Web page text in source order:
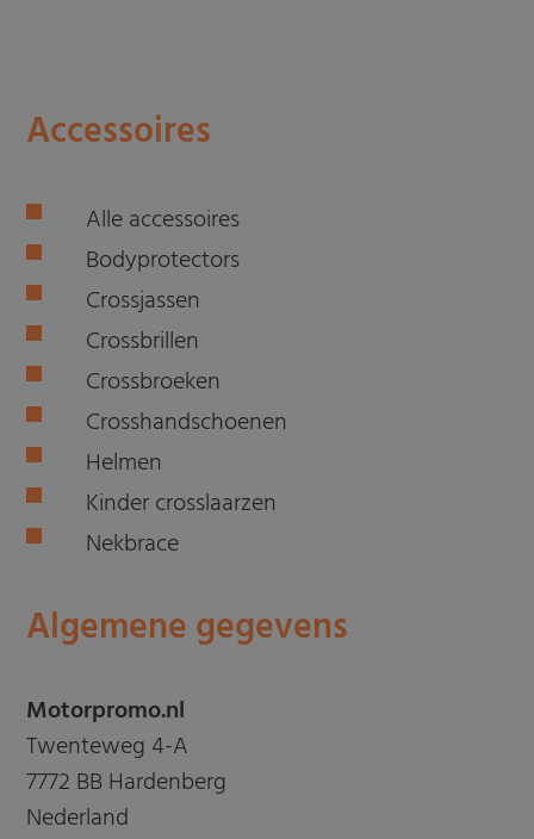
Accessoires
Alle accessoires
Bodyprotectors
Crossjassen
Crossbrillen
Crossbroeken
Crosshandschoenen
Helmen
Kinder crosslaarzen
Nekbrace
Algemene gegevens
Motorpromo.nl
Twenteweg 4-A
7772 BB Hardenberg
Nederland